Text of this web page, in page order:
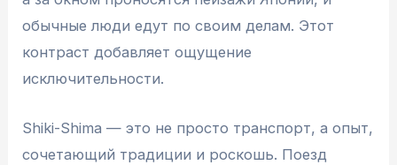
обычные люди едут по своим делам. Этот
контраст добавляет ощущение
исключительности.
Shiki-Shima — это не просто транспорт, а опыт,
сочетающий традиции и роскошь. Поезд